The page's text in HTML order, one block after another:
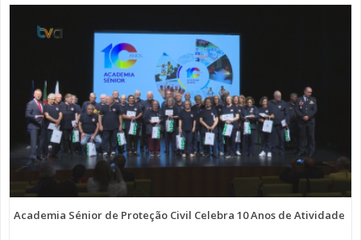
Academia Sénior de Proteção Civil Celebra 10 Anos de Atividade